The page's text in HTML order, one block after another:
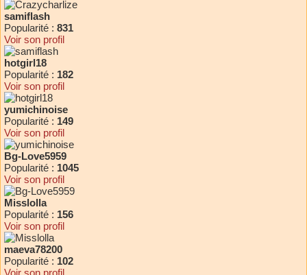
samiflash
Popularité : 831
Voir son profil
hotgirl18
Popularité : 182
Voir son profil
yumichinoise
Popularité : 149
Voir son profil
Bg-Love5959
Popularité : 1045
Voir son profil
Misslolla
Popularité : 156
Voir son profil
maeva78200
Popularité : 102
Voir son profil